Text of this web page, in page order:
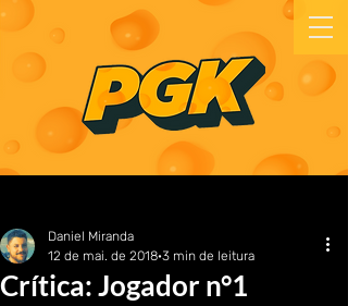
Crítica: Jogador n°1
Daniel Miranda
12 de mai. de 2018 3 min de leitura